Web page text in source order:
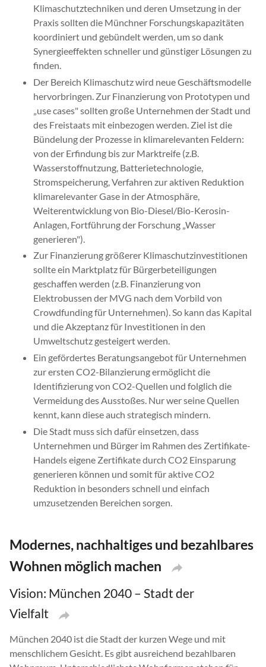
Klimaschutztechniken und deren Umsetzung in der
Praxis sollten die Münchner Forschungskapazitäten
koordiniert und gebündelt werden, um so dank
Synergieeffekten schneller und günstiger Lösungen zu
finden.
Der Bereich Klimaschutz wird neue Geschäftsmodelle
hervorbringen. Zur Finanzierung von Prototypen und
„use cases" sollten große Unternehmen der Stadt und
des Freistaats mit einbezogen werden. Ziel ist die
Bündelung der Prozesse in klimarelevanten Feldern:
von der Erfindung bis zur Marktreife (z.B.
Wasserstoffnutzung, Batterietechnologie,
Stromspeicherung, Verfahren zur aktiven Reduktion
klimarelevanter Gase in der Atmosphäre,
Weiterentwicklung von Bio-Diesel/Bio-Kerosin-
Anlagen, Fortführung der Forschung „Wasser
generieren").
Zur Finanzierung größerer Klimaschutzinvestitionen
sollte ein Marktplatz für Bürgerbeteiligungen
geschaffen werden (z.B. Finanzierung von
Elektrobussen der MVG nach dem Vorbild von
Crowdfunding für Unternehmen). So kann das Kapital
und die Akzeptanz für Investitionen in den
Umweltschutz gesteigert werden.
Ein gefördertes Beratungsangebot für Unternehmen
zur ersten CO2-Bilanzierung ermöglicht die
Identifizierung von CO2-Quellen und folglich die
Vermeidung des Ausstoßes. Nur wer seine Quellen
kennt, kann diese auch strategisch mindern.
Die Stadt muss sich dafür einsetzen, dass
Unternehmen und Bürger im Rahmen des Zertifikate-
Handels eigene Zertifikate durch CO2 Einsparung
generieren können und somit für aktive CO2
Reduktion in besonders schnell und einfach
umzusetzenden Bereichen sorgen.
Modernes, nachhaltiges und bezahlbares
Wohnen möglich machen
Vision: München 2040 – Stadt der
Vielfalt
München 2040 ist die Stadt der kurzen Wege und mit
menschlichem Gesicht. Es gibt ausreichend bezahlbaren